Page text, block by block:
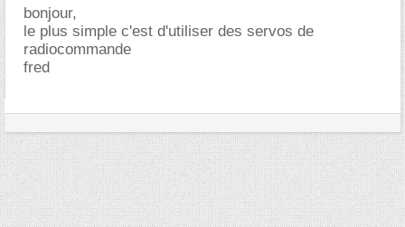
bonjour,
le plus simple c'est d'utiliser des servos de
radiocommande
fred